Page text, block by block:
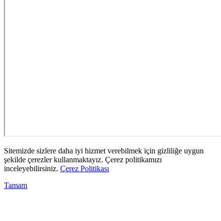
Sitemizde sizlere daha iyi hizmet verebilmek için gizliliğe uygun
şekilde çerezler kullanmaktayız. Çerez politikamızı
inceleyebilirsiniz. Çerez Politikası
Tamam